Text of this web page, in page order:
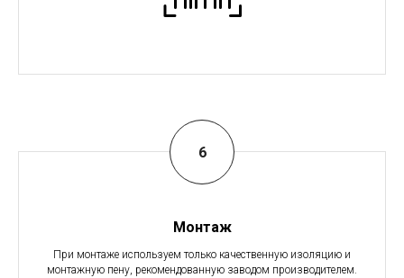
Монтаж
При монтаже используем только качественную изоляцию и
монтажную пену, рекомендованную заводом производителем.